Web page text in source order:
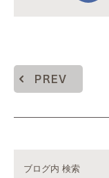
PREV